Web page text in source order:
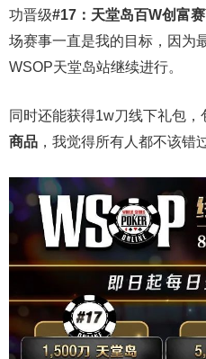
功晋级#17：天堂岛百W创富赛
场赛事一直是我的目标，因为
WSOP天堂岛站继续进行。
同时还能获得1w刀线下礼包，
商品 ，我觉得所有人都不该错